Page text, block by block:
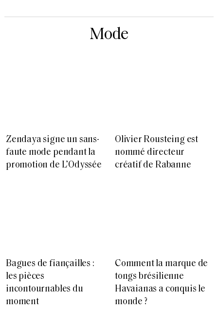
Mode
Zendaya signe un sans-
faute mode pendant la
promotion de L’Odyssée
Olivier Rousteing est
nommé directeur
créatif de Rabanne
Bagues de fiançailles :
les pièces
incontournables du
moment
Comment la marque de
tongs brésilienne
Havaianas a conquis le
monde ?